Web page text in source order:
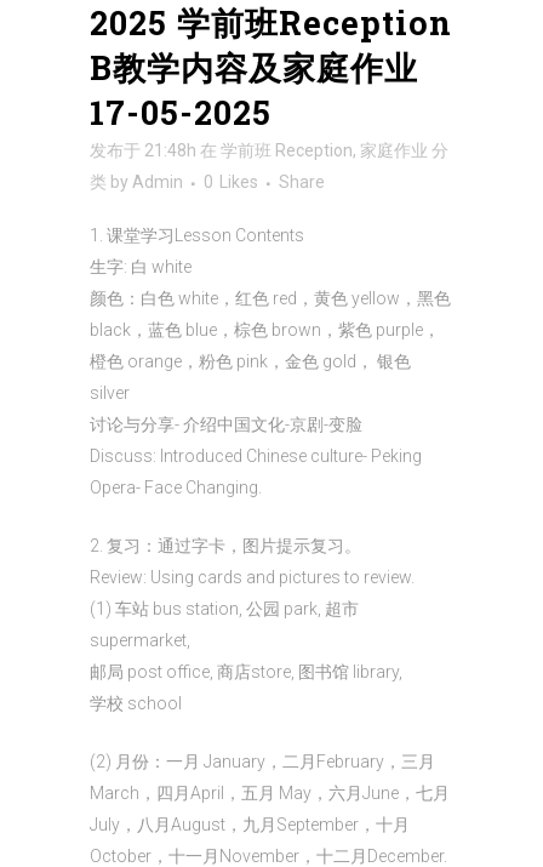
2025 学前班Reception
B教学内容及家庭作业
17-05-2025
发布于 21:48h 在 学前班 Reception, 家庭作业 分
类 by Admin 0 Likes Share
1. 课堂学习Lesson Contents
生字: 白 white
颜色：白色 white，红色 red，黄色 yellow，黑色
black，蓝色 blue，棕色 brown，紫色 purple，
橙色 orange，粉色 pink，金色 gold， 银色
silver
讨论与分享- 介绍中国文化-京剧-变脸
Discuss: Introduced Chinese culture- Peking
Opera- Face Changing.
2. 复习：通过字卡，图片提示复习。
Review: Using cards and pictures to review.
(1) 车站 bus station, 公园 park, 超市
supermarket,
邮局 post office, 商店store, 图书馆 library,
学校 school
(2) 月份：一月 January，二月February，三月
March，四月April，五月 May，六月June，七月
July，八月August，九月September，十月
October，十一月November，十二月December.